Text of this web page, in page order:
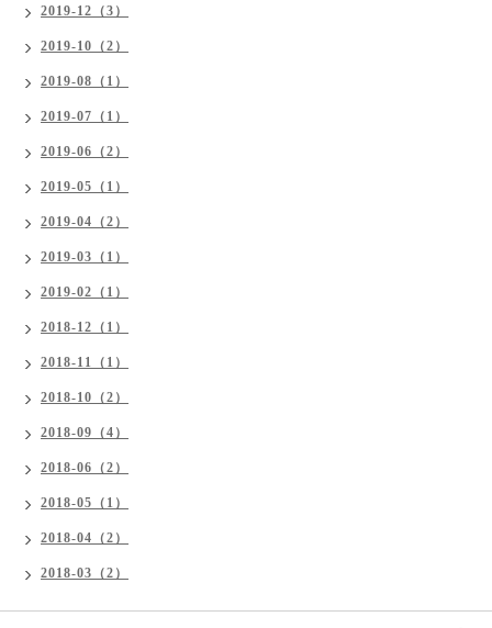
2019-12（3）
2019-10（2）
2019-08（1）
2019-07（1）
2019-06（2）
2019-05（1）
2019-04（2）
2019-03（1）
2019-02（1）
2018-12（1）
2018-11（1）
2018-10（2）
2018-09（4）
2018-06（2）
2018-05（1）
2018-04（2）
2018-03（2）